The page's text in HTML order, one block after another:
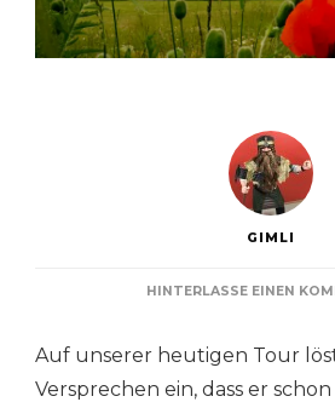
GIMLI
HINTERLASSE EINEN
Auf unserer heutigen Tour
Versprechen ein, dass er